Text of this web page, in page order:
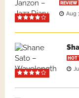
REVIEW
Aug
HOT